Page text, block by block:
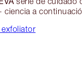
ciencia a